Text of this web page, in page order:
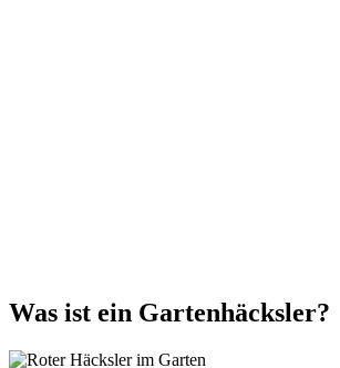
Was ist ein Gartenhäcksler?